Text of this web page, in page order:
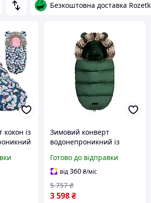
Безкоштовна доставка
із
Зимовий конверт
водонепроникний із
см Elmi PS-0441
Готово до відправки
від360₴/міс
3 598₴
5 757 ₴